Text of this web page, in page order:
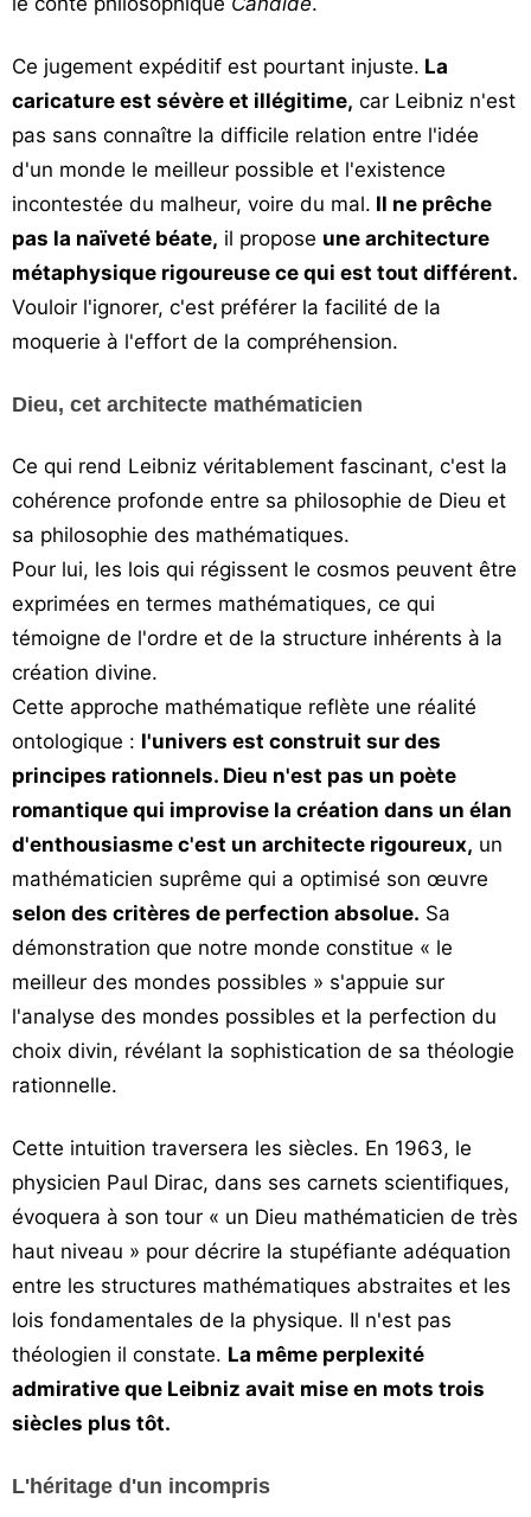
Ce jugement expéditif est pourtant injuste. La
caricature est sévère et illégitime, car Leibniz n'est
pas sans connaître la difficile relation entre l'idée
d'un monde le meilleur possible et l'existence
incontestée du malheur, voire du mal. Il ne prêche
pas la naïveté béate, il propose une architecture
métaphysique rigoureuse ce qui est tout différent.
Vouloir l'ignorer, c'est préférer la facilité de la
moquerie à l'effort de la compréhension.
Dieu, cet architecte mathématicien
Ce qui rend Leibniz véritablement fascinant, c'est la
cohérence profonde entre sa philosophie de Dieu et
sa philosophie des mathématiques.
Pour lui, les lois qui régissent le cosmos peuvent être
exprimées en termes mathématiques, ce qui
témoigne de l'ordre et de la structure inhérents à la
création divine.
Cette approche mathématique reflète une réalité
ontologique : l'univers est construit sur des
principes rationnels. Dieu n'est pas un poète
romantique qui improvise la création dans un élan
d'enthousiasme c'est un architecte rigoureux, un
mathématicien suprême qui a optimisé son œuvre
selon des critères de perfection absolue. Sa
démonstration que notre monde constitue « le
meilleur des mondes possibles » s'appuie sur
l'analyse des mondes possibles et la perfection du
choix divin, révélant la sophistication de sa théologie
rationnelle.
Cette intuition traversera les siècles. En 1963, le
physicien Paul Dirac, dans ses carnets scientifiques,
évoquera à son tour « un Dieu mathématicien de très
haut niveau » pour décrire la stupéfiante adéquation
entre les structures mathématiques abstraites et les
lois fondamentales de la physique. Il n'est pas
théologien il constate. La même perplexité
admirative que Leibniz avait mise en mots trois
siècles plus tôt.
L'héritage d'un incompris